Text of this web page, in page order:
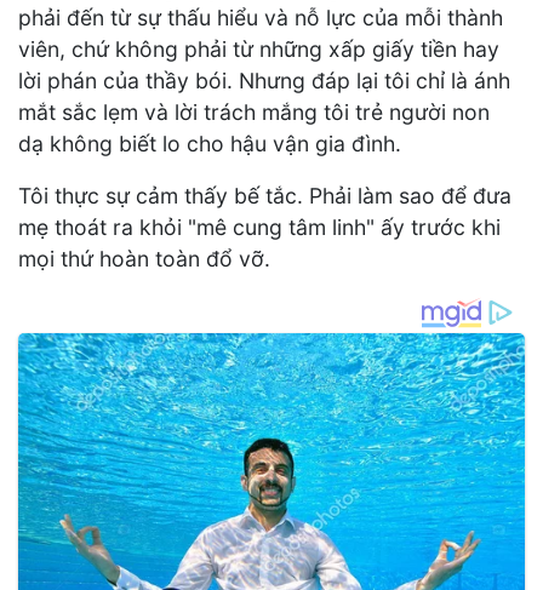
phải đến từ sự thấu hiểu và nỗ lực của mỗi thành
viên, chứ không phải từ những xấp giấy tiền hay
lời phán của thầy bói. Nhưng đáp lại tôi chỉ là ánh
mắt sắc lẹm và lời trách mắng tôi trẻ người non
dạ không biết lo cho hậu vận gia đình.
Tôi thực sự cảm thấy bế tắc. Phải làm sao để đưa
mẹ thoát ra khỏi "mê cung tâm linh" ấy trước khi
mọi thứ hoàn toàn đổ vỡ.